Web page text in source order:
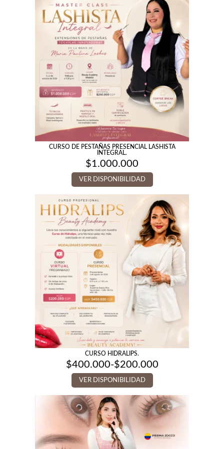
CURSO DE PESTAÑAS PRESENCIAL LASHISTA
INTEGRAL.
$1.000.000
VER DISPONIBILIDAD
CURSO HIDRALIPS.
$200.000
-
$400.000
Rango
de
precios:
desde
$200.000
hasta
$400.000
VER DISPONIBILIDAD